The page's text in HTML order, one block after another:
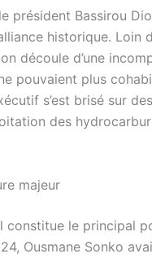
président Bassirou
historique. Loin
découle d’une
pouvaient plus
s’est brisé sur
des
majeur
constitue le principal
Ousmane Sonko